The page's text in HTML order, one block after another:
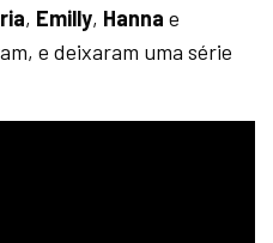
, Emilly, Hanna e
e deixaram uma série